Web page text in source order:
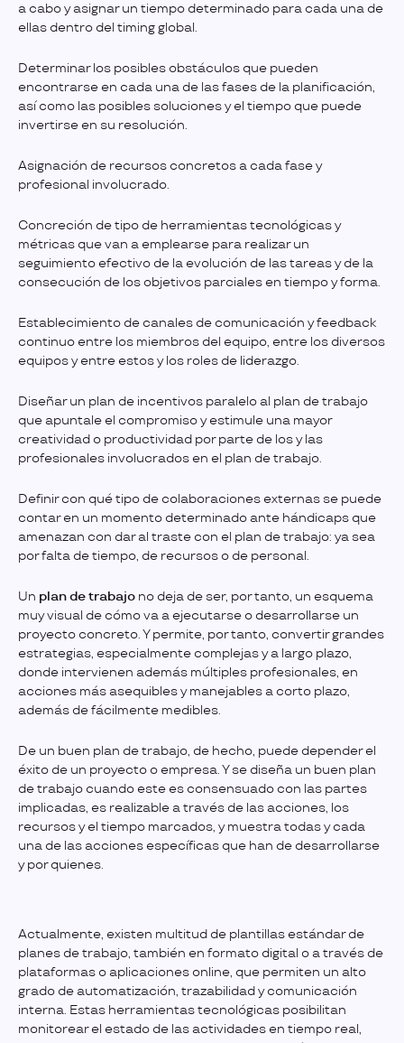
a cabo y asignar un tiempo determinado para cada una de
ellas dentro del timing global.
Determinar los posibles obstáculos que pueden
encontrarse en cada una de las fases de la planificación,
así como las posibles soluciones y el tiempo que puede
invertirse en su resolución.
Asignación de recursos concretos a cada fase y
profesional involucrado.
Concreción de tipo de herramientas tecnológicas y
métricas que van a emplearse para realizar un
seguimiento efectivo de la evolución de las tareas y de la
consecución de los objetivos parciales en tiempo y forma.
Establecimiento de canales de comunicación y feedback
continuo entre los miembros del equipo, entre los diversos
equipos y entre estos y los roles de liderazgo.
Diseñar un plan de incentivos paralelo al plan de trabajo
que apuntale el compromiso y estimule una mayor
creatividad o productividad por parte de los y las
profesionales involucrados en el plan de trabajo.
Definir con qué tipo de colaboraciones externas se puede
contar en un momento determinado ante hándicaps que
amenazan con dar al traste con el plan de trabajo: ya sea
por falta de tiempo, de recursos o de personal.
Un plan de trabajo no deja de ser, por tanto, un esquema
muy visual de cómo va a ejecutarse o desarrollarse un
proyecto concreto. Y permite, por tanto, convertir grandes
estrategias, especialmente complejas y a largo plazo,
donde intervienen además múltiples profesionales, en
acciones más asequibles y manejables a corto plazo,
además de fácilmente medibles.
De un buen plan de trabajo, de hecho, puede depender el
éxito de un proyecto o empresa. Y se diseña un buen plan
de trabajo cuando este es consensuado con las partes
implicadas, es realizable a través de las acciones, los
recursos y el tiempo marcados, y muestra todas y cada
una de las acciones específicas que han de desarrollarse
y por quienes.
Actualmente, existen multitud de plantillas estándar de
planes de trabajo, también en formato digital o a través de
plataformas o aplicaciones online, que permiten un alto
grado de automatización, trazabilidad y comunicación
interna. Estas herramientas tecnológicas posibilitan
monitorear el estado de las actividades en tiempo real,